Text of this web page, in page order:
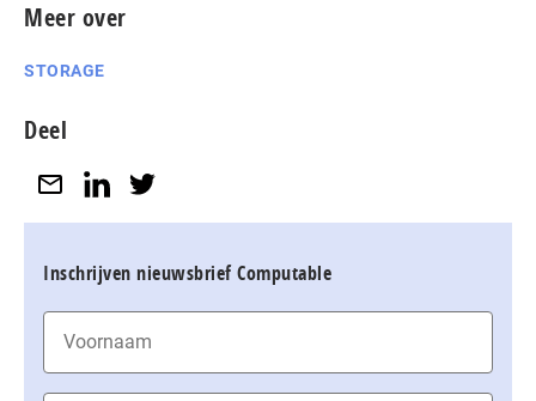
Meer over
STORAGE
Deel
Inschrijven nieuwsbrief Computable